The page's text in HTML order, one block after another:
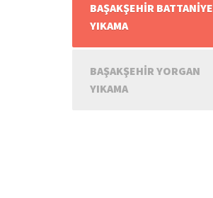
BAŞAKŞEHIR BATTANIYE
YIKAMA
BAŞAKŞEHIR YORGAN
YIKAMA